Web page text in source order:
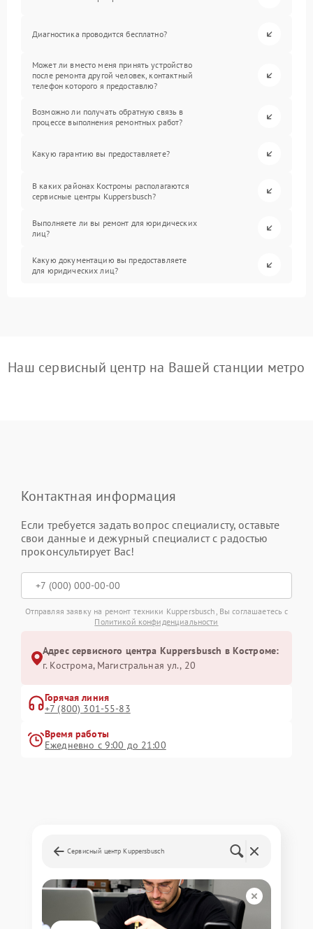
Диагностика проводится бесплатно?
Может ли вместо меня принять устройство
после ремонта другой человек, контактный
телефон которого я предоставлю?
Возможно ли получать обратную связь в
процессе выполнения ремонтных работ?
Какую гарантию вы предоставляете?
В каких районах Костромы располагаются
сервисные центры Kuppersbusch?
Выполняете ли вы ремонт для юридических
лиц?
Какую документацию вы предоставляете
для юридических лиц?
Наш сервисный центр на Вашей станции метро
Контактная информация
Если требуется задать вопрос специалисту, оставьте
свои данные и дежурный специалист с радостью
проконсультирует Вас!
Отправляя заявку на ремонт техники Kuppersbusch, Вы соглашаетесь с
Политикой конфиденциальности
Адрес сервисного центра Kuppersbusch в Костроме:
г. Кострома, Магистральная ул., 20
Горячая линия
+7 (800) 301-55-83
Время работы
Ежедневно с 9:00 до 21:00
Сервисный центр Kuppersbusch